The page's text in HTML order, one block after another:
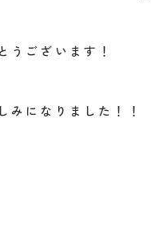
うございます！
みになりました！！